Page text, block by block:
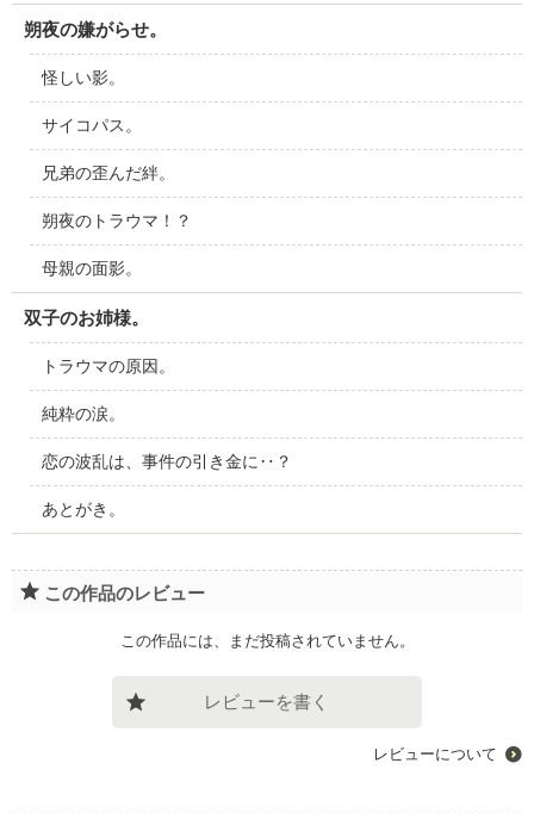
朔夜の嫌がらせ。
怪しい影。
サイコパス。
兄弟の歪んだ絆。
朔夜のトラウマ！？
母親の面影。
双子のお姉様。
トラウマの原因。
純粋の涙。
恋の波乱は、事件の引き金に‥？
あとがき。
この作品のレビュー
この作品には、まだ投稿されていません。
レビューを書く
レビューについて